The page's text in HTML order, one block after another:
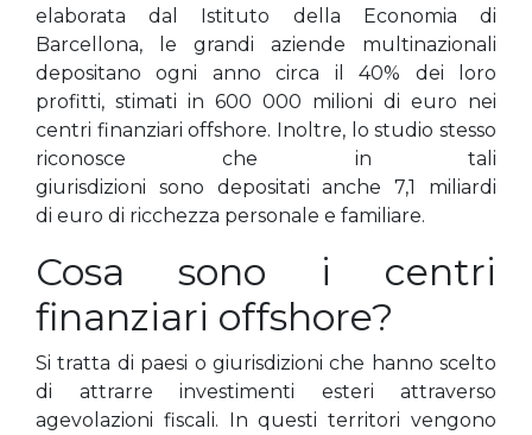
elaborata dal Istituto della Economia di
Barcellona, le grandi aziende multinazionali
depositano ogni anno circa il 40% dei loro
profitti, stimati in 600 000 milioni di euro nei
centri finanziari offshore. Inoltre, lo studio stesso
riconosce che in tali
giurisdizioni sono depositati anche 7,1 miliardi
di euro di ricchezza personale e familiare.
Cosa sono i centri
finanziari offshore?
Si tratta di paesi o giurisdizioni che hanno scelto
di attrarre investimenti esteri attraverso
agevolazioni fiscali. In questi territori vengono